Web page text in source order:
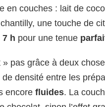
en couches : lait de
une touche de
7 h pour une tenue
pas grâce à deux
densité entre les
encore fluides. La